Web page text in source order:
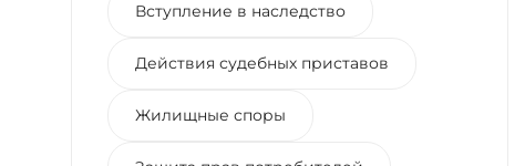
Вступление в наследство
Действия судебных приставов
Жилищные споры